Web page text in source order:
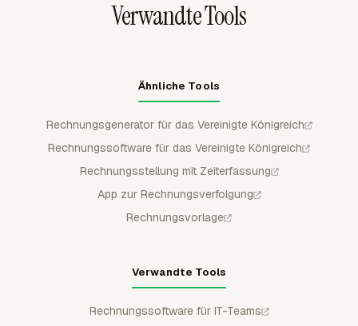
Verwandte Tools
Ähnliche Tools
Rechnungsgenerator für das Vereinigte Königreich
Rechnungssoftware für das Vereinigte Königreich
Rechnungsstellung mit Zeiterfassung
App zur Rechnungsverfolgung
Rechnungsvorlage
Verwandte Tools
Rechnungssoftware für IT-Teams